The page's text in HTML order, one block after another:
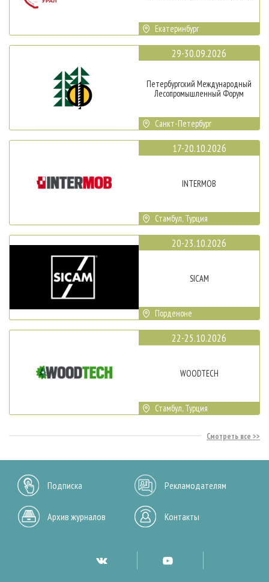
Екатеринбург
29-30.09.2026
Петербургский Международный
Лесопромышленный Форум
Санкт-Петербург
17-20.10.2026
INTERMOB
Стамбул, Турция
20-23.10.2026
SICAM
Порденоне
22-25.10.2026
WOODTECH
Стамбул, Турция
Смотреть все
Подписка Рекламодателям
Архив журналов Контакты